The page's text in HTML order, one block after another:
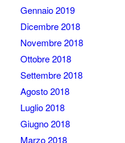
Gennaio 2019
Dicembre 2018
Novembre 2018
Ottobre 2018
Settembre 2018
Agosto 2018
Luglio 2018
Giugno 2018
Marzo 2018